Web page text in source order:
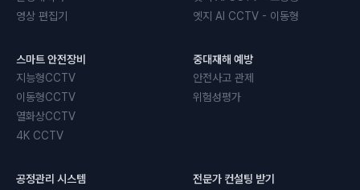
영상 편집기
엣지 AI CCTV - 이동형
스마트 안전장비
지능형CCTV
이동형CCTV
열화상CCTV
4K CCTV
중대재해 예방
안전사고 관제
위험성평가
공정관리 시스템
전문가 컨설팅 받기